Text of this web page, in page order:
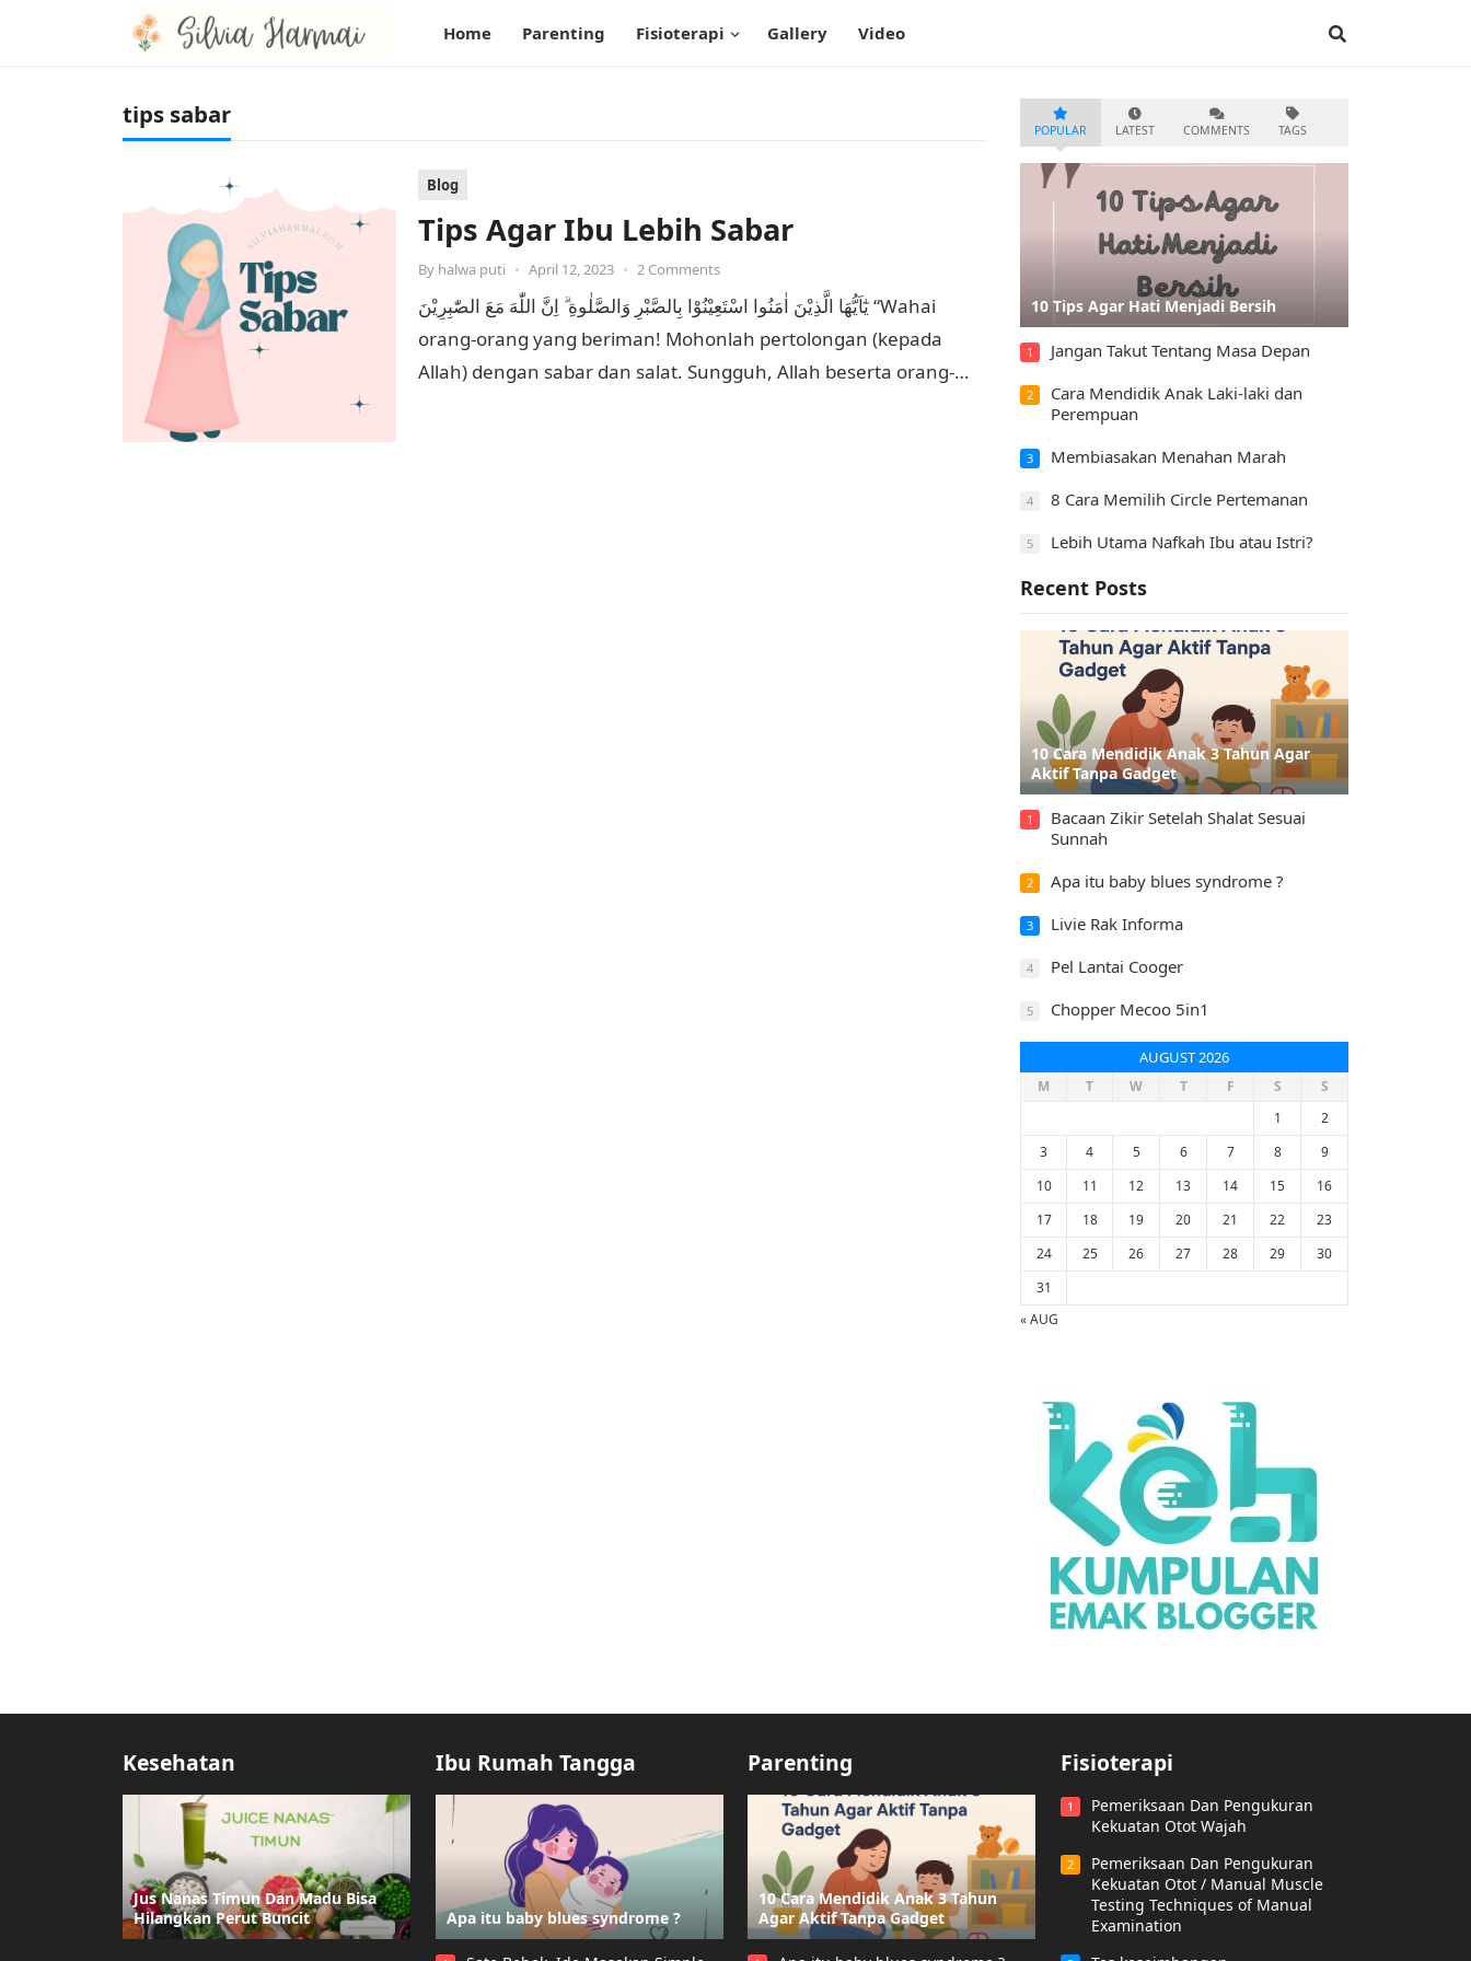
Home Parenting Fisioterapi Gallery Video
tips sabar
Blog
Tips Agar Ibu Lebih Sabar
By halwa puti • April 12, 2023 • 2 Comments
يٰٓاَيُّهَا الَّذِيْنَ اٰمَنُوا اسْتَعِيْنُوْا بِالصَّبْرِ وَالصَّلٰوةِ ۗ اِنَّ اللّٰهَ مَعَ الصّٰبِرِيْنَ “Wahai
orang-orang yang beriman! Mohonlah pertolongan (kepada
Allah) dengan sabar dan salat. Sungguh, Allah beserta orang-
POPULAR LATEST COMMENTS TAGS
10 Tips Agar Hati Menjadi Bersih
1 Jangan Takut Tentang Masa Depan
2
Cara Mendidik Anak Laki-laki dan
Perempuan
3 Membiasakan Menahan Marah
4 8 Cara Memilih Circle Pertemanan
5 Lebih Utama Nafkah Ibu atau Istri?
Recent Posts
10 Cara Mendidik Anak 3 Tahun Agar
Aktif Tanpa Gadget
1
Bacaan Zikir Setelah Shalat Sesuai
Sunnah
2 Apa itu baby blues syndrome ?
3 Livie Rak Informa
4 Pel Lantai Cooger
5 Chopper Mecoo 5in1
AUGUST 2026
M T W T F S
S
1
2
3
4 5 6 7 8
9
10
11 12 13 14 15
16
17
18 19 20 21 22
23
24
25 26 27 28 29
30
31
« AUG
Kesehatan
Jus Nanas Timun Dan Madu Bisa
Hilangkan Perut Buncit
Ibu Rumah Tangga
Apa itu baby blues syndrome ?
Parenting
10 Cara Mendidik Anak 3 Tahun
Agar Aktif Tanpa Gadget
Fisioterapi
1
Pemeriksaan Dan Pengukuran
Kekuatan Otot Wajah
2
Pemeriksaan Dan Pengukuran
Kekuatan Otot / Manual Muscle
Testing Techniques of Manual
Examination